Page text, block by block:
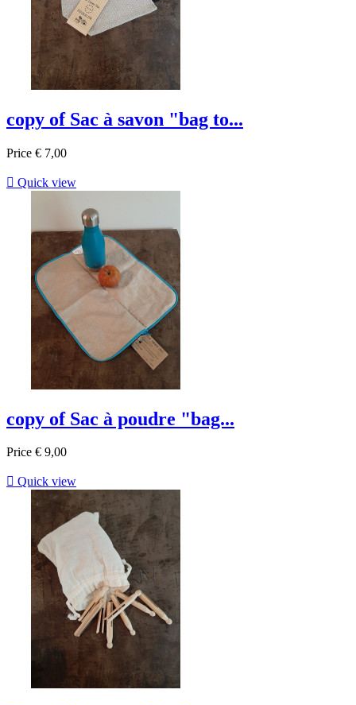
copy of Sac à savon "bag to...
Price € 7,00
 Quick view
copy of Sac à poudre "bag...
Price € 9,00
 Quick view